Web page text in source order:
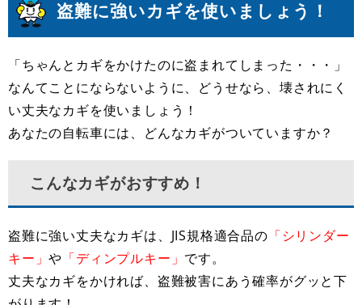
盗難に強いカギを使いましょう！
「ちゃんとカギをかけたのに盗まれてしまった・・・」
なんてことにならないように、どうせなら、壊されにく
い丈夫なカギを使いましょう！
あなたの自転車には、どんなカギがついていますか？
こんなカギがおすすめ！
盗難に強い丈夫なカギは、JIS規格適合品の 「シリンダー
キー」や 「ディンプルキー」 です。
丈夫なカギをかければ、盗難被害にあう確率がグッと下